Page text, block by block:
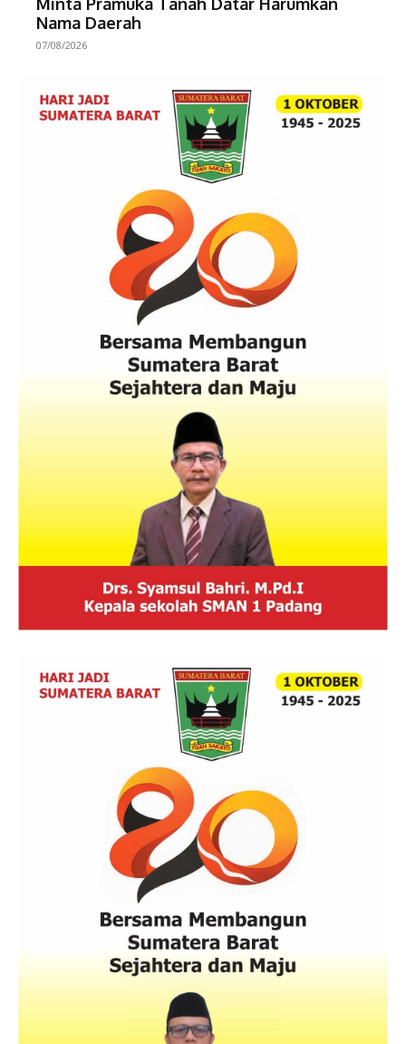
Nama Daerah
07/08/2026